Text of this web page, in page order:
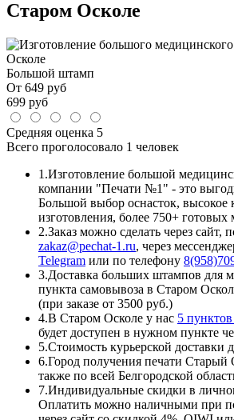
Старом Осколе
Большой штамп
От 649 руб
699 руб
Средняя оценка 5
Всего проголосовало 1 человек
1.Изготовление большой
компании "Печати №1" - это
Большой выбор оснасток, высокое
изготовления, более 750+ готовых
2.Заказ можно сделать через сайт,
zakaz@pechat-1.ru, через
Telegram или по телефону
3.Доставка больших штампов для
пункта самовывоза в Старом
(при заказе от 3500 руб.)
4.В Старом Осколе у нас 5
будет доступен в нужном пункте
5.Стоимость курьерской доставки
6.Город получения печати Старый
также по всей Белгородской
7.Индивидуальные скидки в
Оплатить можно наличными при